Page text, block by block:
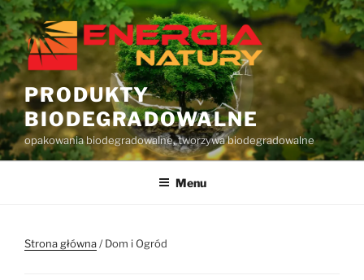
Przejdź
do
treści
PRODUKTY
BIODEGRADOWALNE
opakowania biodegradowalne, tworzywa biodegradowalne
Menu
Strona główna/ Dom i Ogród